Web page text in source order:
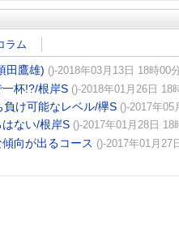
ラム
田鷹雄) ()-2018年03月13日 18時00
杯!?/根岸S ()-2018年01月26日 18
け可能なレベル/欅S ()-2017年05
ない/根岸S ()-2017年01月28日 18
向が出るコース ()-2017年01月27